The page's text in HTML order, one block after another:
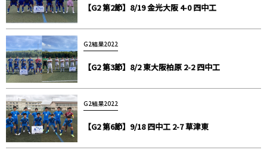
【G2 第2節】8/19 金光大阪 4-0 四中工
G2結果2022
【G2 第3節】8/2 東大阪柏原 2-2 四中工
G2結果2022
【G2 第6節】9/18 四中工 2-7 草津東